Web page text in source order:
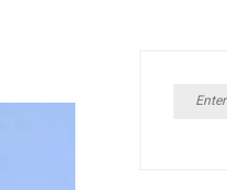
Search